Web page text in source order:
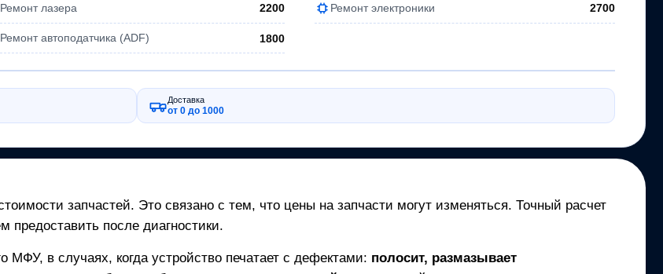
Ремонт лазера 2200 Ремонт электроники 2700
Ремонт автоподатчика (ADF) 1800
Доставка
от 0 до 1000
запчастей. Это связано с тем, что цены на запчасти могут изменяться. Точный расчет
после диагностики.
МФУ, в случаях, когда устройство печатает с дефектами: полосит, размазывает